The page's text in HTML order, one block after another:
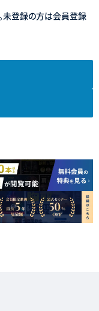
未登録の方は会員登録